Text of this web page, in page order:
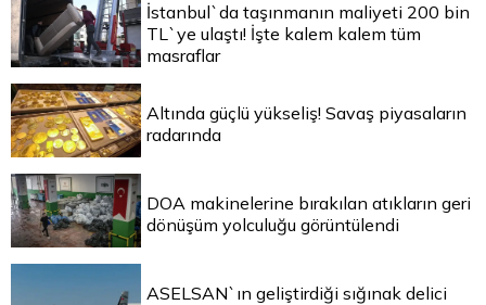
İstanbul`da taşınmanın maliyeti 200 bin
TL`ye ulaştı! İşte kalem kalem tüm
masraflar
Altında güçlü yükseliş! Savaş piyasaların
radarında
DOA makinelerine bırakılan atıkların geri
dönüşüm yolculuğu görüntülendi
ASELSAN`ın geliştirdiği sığınak delici